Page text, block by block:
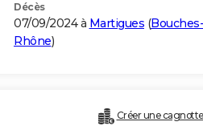
Décès
07/09/2024 à Martigues (
Rhône)
Créer une